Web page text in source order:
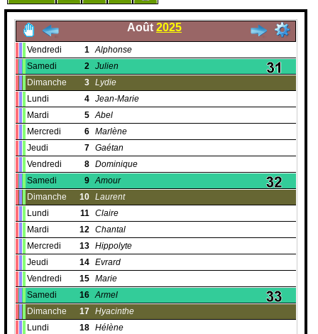
Août 2025
Vendredi 1 Alphonse
Samedi
2 Julien
Dimanche
3 Lydie
Lundi
4 Jean-Marie
Mardi
5 Abel
Mercredi
6 Marlène
Jeudi
7 Gaétan
Vendredi
8 Dominique
Samedi
9 Amour
Dimanche
10 Laurent
Lundi
11 Claire
Mardi
12 Chantal
Mercredi
13 Hippolyte
Jeudi
14 Evrard
Vendredi
15 Marie
Samedi
16 Armel
Dimanche
17 Hyacinthe
Lundi
18 Hélène